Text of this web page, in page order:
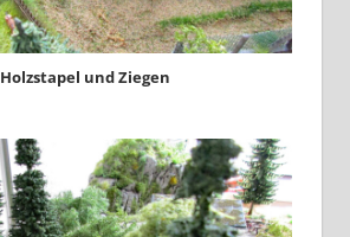
Holzstapel und Ziegen